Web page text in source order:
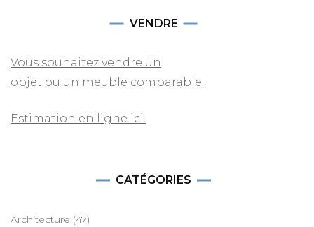
VENDRE
Vous souhaitez vendre un
objet ou un meuble comparable.
Estimation en ligne ici.
CATÉGORIES
Architecture (47)